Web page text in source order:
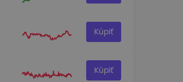
Kúpiť
Kúpiť